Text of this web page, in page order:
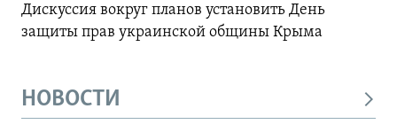
Дискуссия вокруг планов установить День
защиты прав украинской общины Крыма
НОВОСТИ